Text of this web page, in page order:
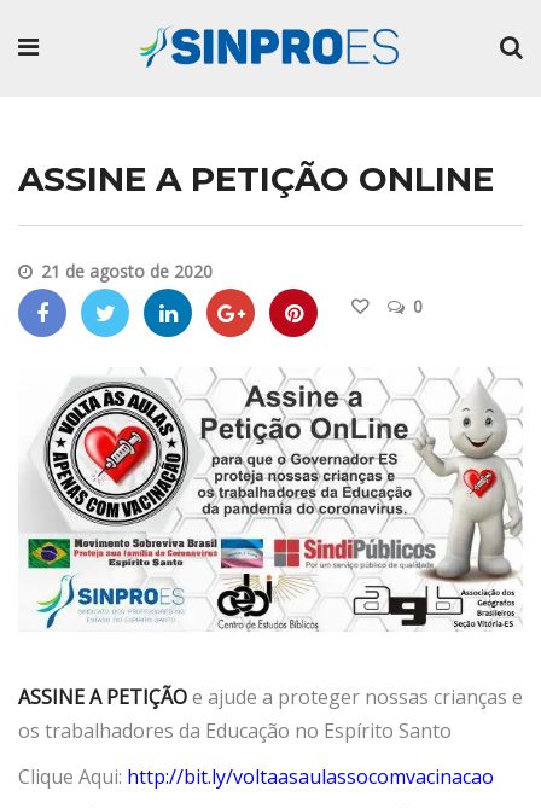
ASSINE A PETIÇÃO ONLINE
21 de agosto de 2020
0
ASSINE A PETIÇÃOe ajude a proteger nossas crianças e
os trabalhadores da Educação no Espírito Santo
Clique Aqui: http://bit.ly/voltaasaulassocomvacinacao